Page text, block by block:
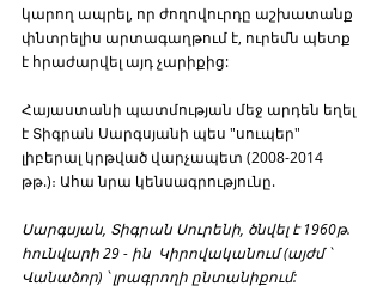
կարող ապրել, որ ժողովուրդը աշխատանք
փնտրելիս արտագաղթում է, ուրեմն պետք
է հրաժարվել այդ չարիքից:
Հայաստանի պատմության մեջ արդեն եղել
է Տիգրան Սարգսյանի պես "սուպեր"
լիբերալ կրթված վարչապետ (2008-2014
թթ.)։ Ահա նրա կենսագրությունը.
Սարգսյան, Տիգրան Սուրենի, ծնվել է 1960թ.
հունվարի 29 - ին  Կիրովականում (այժմ ՝
Վանաձոր) ՝ լրագրողի ընտանիքում: